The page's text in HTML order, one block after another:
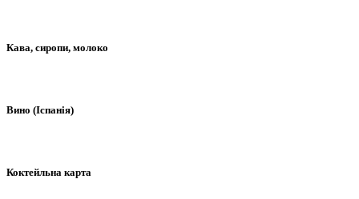
Кава, сиропи, молоко
Вино (Іспанія)
Коктейльна карта